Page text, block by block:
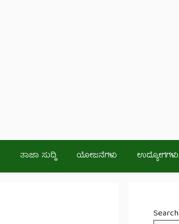
ತಾಜಾ ಸುದ್ದಿ ಯೋಜನೆಗಳು ಉದ್ಯೋಗಗಳು
Search